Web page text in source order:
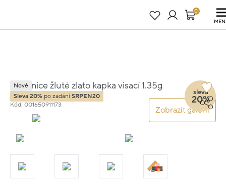
23 dní : 16h : 08m : 48s0
Náušnice žluté zlato kapka visací 1.35g
Kód: 001650911173
Zobrazit galerii
Nové
Sleva 20% po zadání SRPEN20
sleva
20%